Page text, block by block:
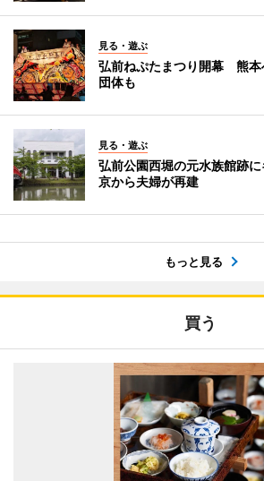
見る・遊ぶ
弘前ねぷたまつり開幕 熊本
団体も
見る・遊ぶ
弘前公園西堀の元水族館跡
京から夫婦が再建
もっと見る
買う